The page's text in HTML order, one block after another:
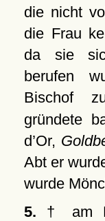
die nicht
die Frau
da sie
berufen
Bischof
gründete
d’Or,
Abt er
wurde
5. † am